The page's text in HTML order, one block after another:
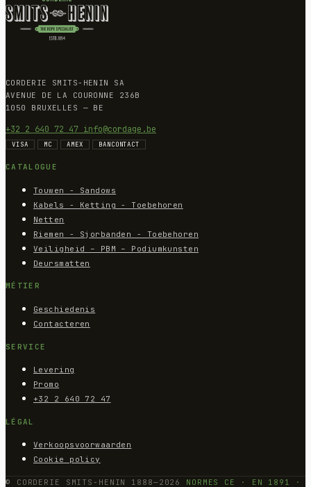
CORDERIE SMITS-HENIN SA
AVENUE DE LA COURONNE 236B
1050 BRUXELLES — BE
+32 2 640 72 47 info@cordage.be
VISA MC AMEX BANCONTACT
CATALOGUE
Touwen - Sandows
Kabels - Ketting - Toebehoren
Netten
Riemen - Sjorbanden - Toebehoren
Veiligheid – PBM – Podiumkunsten
Deursmatten
MÉTIER
Geschiedenis
Contacteren
SERVICE
Levering
Promo
+32 2 640 72 47
LÉGAL
Verkoopsvoorwaarden
Cookie policy
© CORDERIE SMITS-HENIN 1888—2026 NORMES CE · EN 1891 ·